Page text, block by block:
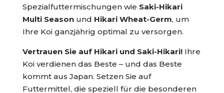
Spezialfuttermischungen wie Saki-Hikari
Multi Seasonund Hikari Wheat-Germ, um
Ihre Koi ganzjährig optimal zu versorgen.
Vertrauen Sie auf Hikari und Saki-Hikari! Ihre
Koi verdienen das Beste – und das Beste
kommt aus Japan. Setzen Sie auf
Futtermittel, die speziell für die besonderen